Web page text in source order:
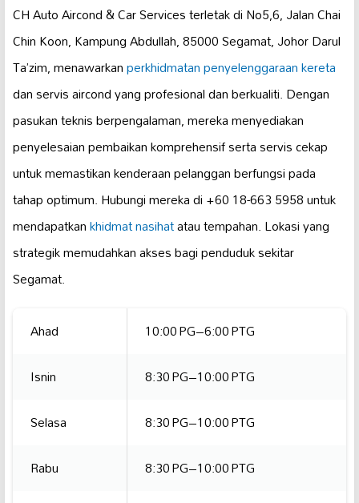
CH Auto Aircond & Car Services terletak di No5,6, Jalan Chai
Chin Koon, Kampung Abdullah, 85000 Segamat, Johor Darul
Ta’zim, menawarkanperkhidmatan penyelenggaraan kereta
dan servis aircond yang profesional dan berkualiti. Dengan
pasukan teknis berpengalaman, mereka menyediakan
penyelesaian pembaikan komprehensif serta servis cekap
untuk memastikan kenderaan pelanggan berfungsi pada
tahap optimum. Hubungi mereka di +60 18-663 5958 untuk
mendapatkankhidmat nasihatatau tempahan. Lokasi yang
strategik memudahkan akses bagi penduduk sekitar
Segamat.
Ahad
10:00 PG–6:00 PTG
Isnin
8:30 PG–10:00 PTG
Selasa
8:30 PG–10:00 PTG
Rabu
8:30 PG–10:00 PTG